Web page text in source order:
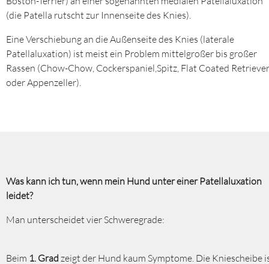
(die Patella rutscht zur Innenseite des Knies).
Eine Verschiebung an die Außenseite des Knies (laterale
Patellaluxation) ist meist ein Problem mittelgroßer bis großer
Rassen (Chow-Chow, Cockerspaniel,Spitz, Flat Coated Retriever
oder Appenzeller).
Was kann ich tun, wenn mein Hund unter einer Patellaluxation
leidet?
Man unterscheidet vier Schweregrade:
Beim 1. Grad zeigt der Hund kaum Symptome. Die Kniescheibe